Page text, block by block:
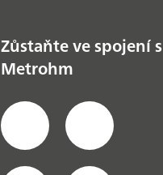
Zůstaňte ve spojení s
Metrohm